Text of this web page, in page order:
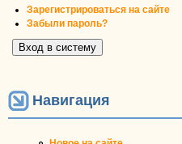
Зарегистрироваться на сайте
Забыли пароль?
Навигация